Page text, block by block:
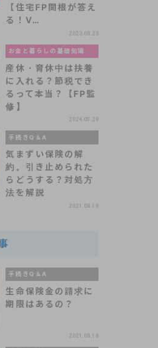
【住宅FP関根が答え
る！V…
2023.08.23
お金と暮らしの基礎知識
産休・育休中は扶養
に入れる？節税でき
るって本当？【FP監
修】
2024.05.29
手続きQ＆A
気まずい保険の解
約。引き止められた
らどうする？対処方
法を解説
2021.08.19
手続きQ＆A
生命保険金の請求に
期限はあるの？
2021.08.18